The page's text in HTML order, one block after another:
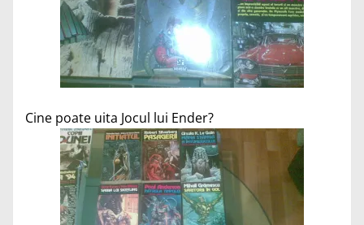
Cine poate uita Jocul lui Ender?